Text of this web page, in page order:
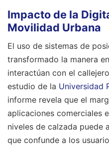
Impacto de la
Movilidad Urbana
El uso de sistemas de
transformado la manera
interactúan con el
estudio de la Universidad
informe revela que el
aplicaciones comerciales
niveles de calzada puede
que confunde a los